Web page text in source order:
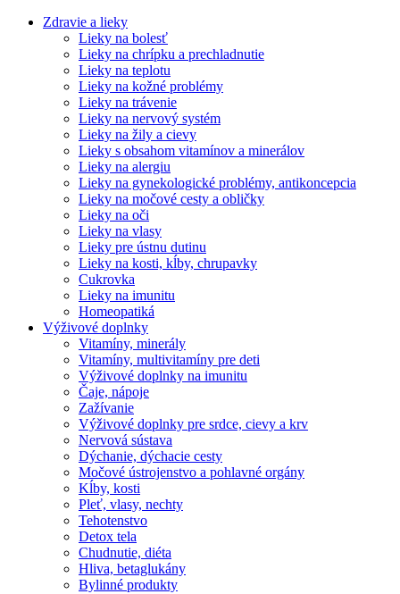
Zdravie a lieky
Lieky na bolesť
Lieky na chrípku a prechladnutie
Lieky na teplotu
Lieky na kožné problémy
Lieky na trávenie
Lieky na nervový systém
Lieky na žily a cievy
Lieky s obsahom vitamínov a minerálov
Lieky na alergiu
Lieky na gynekologické problémy, antikoncepcia
Lieky na močové cesty a obličky
Lieky na oči
Lieky na vlasy
Lieky pre ústnu dutinu
Lieky na kosti, kĺby, chrupavky
Cukrovka
Lieky na imunitu
Homeopatiká
Výživové doplnky
Vitamíny, minerály
Vitamíny, multivitamíny pre deti
Výživové doplnky na imunitu
Čaje, nápoje
Zažívanie
Výživové doplnky pre srdce, cievy a krv
Nervová sústava
Dýchanie, dýchacie cesty
Močové ústrojenstvo a pohlavné orgány
Kĺby, kosti
Pleť, vlasy, nechty
Tehotenstvo
Detox tela
Chudnutie, diéta
Hliva, betaglukány
Bylinné produkty